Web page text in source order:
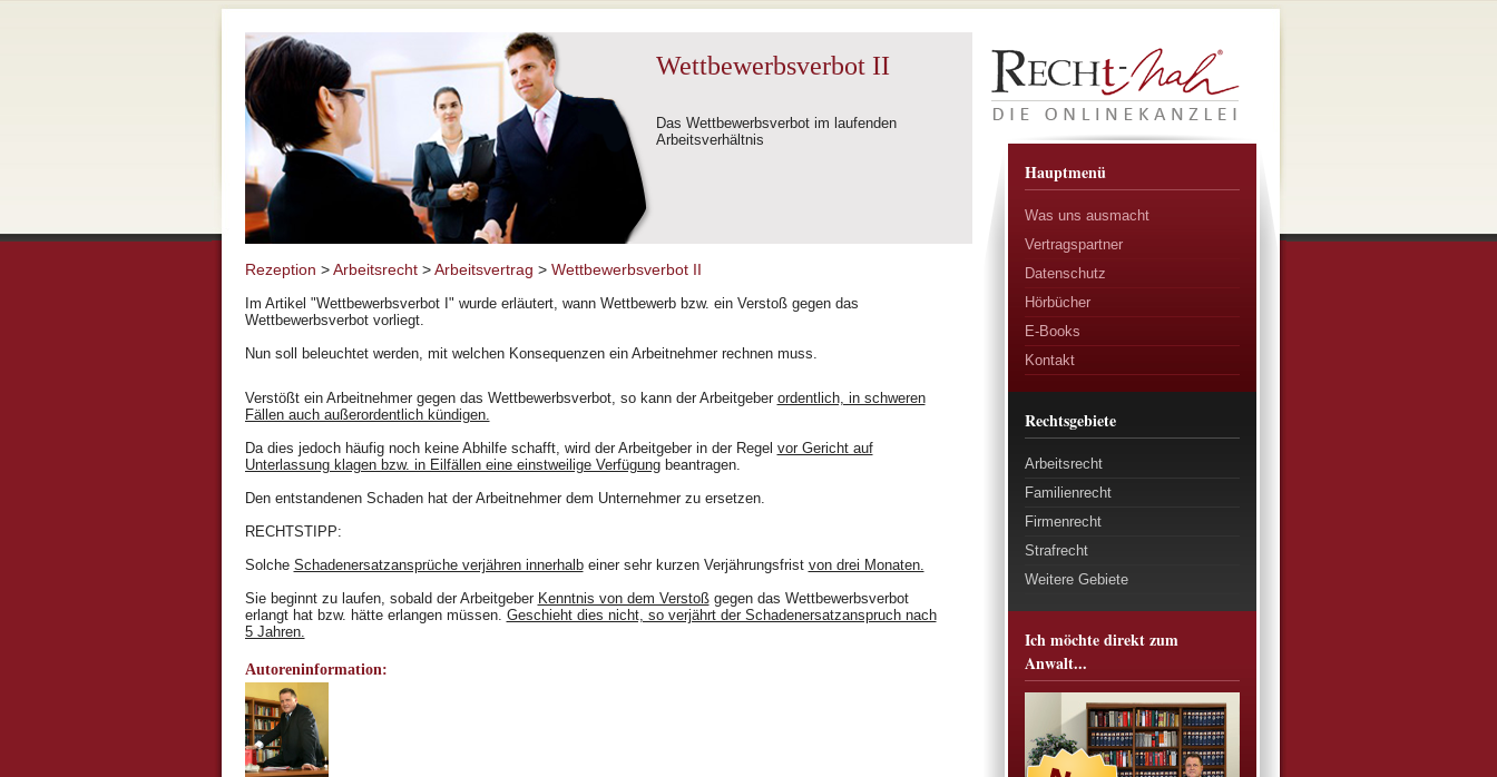
Hauptmenü
Was uns ausmacht
Vertragspartner
Datenschutz
Hörbücher
E-Books
Kontakt
Rechtsgebiete
Arbeitsrecht
Familienrecht
Firmenrecht
Strafrecht
Weitere Gebiete
Ich möchte direkt zum
Anwalt...
Wettbewerbsverbot II
Das Wettbewerbsverbot im laufenden
Arbeitsverhältnis
Rezeption >Arbeitsrecht>Arbeitsvertrag > Wettbewerbsverbot II
Im Artikel "Wettbewerbsverbot I" wurde erläutert, wann Wettbewerb bzw. ein Verstoß gegen das
Wettbewerbsverbot vorliegt.
Nun soll beleuchtet werden, mit welchen Konsequenzen ein Arbeitnehmer rechnen muss.
Verstößt ein Arbeitnehmer gegen das Wettbewerbsverbot, so kann der Arbeitgeber ordentlich, in schweren
Fällen auch außerordentlich kündigen.
Da dies jedoch häufig noch keine Abhilfe schafft, wird der Arbeitgeber in der Regel vor Gericht auf
Unterlassung klagen bzw. in Eilfällen eine einstweilige Verfügungbeantragen.
Den entstandenen Schaden hat der Arbeitnehmer dem Unternehmer zu ersetzen.
RECHTSTIPP:
Solche Schadenersatzansprüche verjähren innerhalbeiner sehr kurzen Verjährungsfrist von drei Monaten.
Sie beginnt zu laufen, sobald der Arbeitgeber Kenntnis von dem Verstoßgegen das Wettbewerbsverbot
erlangt hat bzw. hätte erlangen müssen. Geschieht dies nicht, so verjährt der Schadenersatzanspruch nach
5 Jahren.
Autoreninformation: